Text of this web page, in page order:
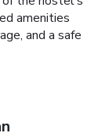
amenities
and a safe